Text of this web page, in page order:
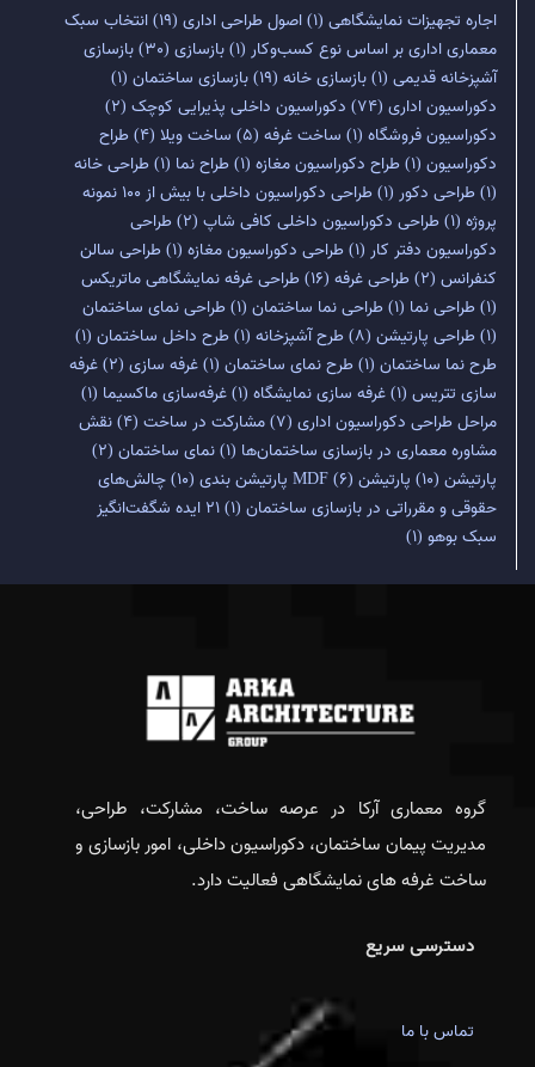
اجاره تجهیزات نمایشگاهی (1) اصول طراحی اداری (19)
انتخاب سبک
معماری اداری بر اساس نوع کسب‌وکار (1) بازسازی (30)
بازسازی
آشپزخانه قدیمی (1) بازسازی خانه (19) بازسازی ساختمان (1)
دکوراسیون اداری (74) دکوراسیون داخلی پذیرایی کوچک (2)
دکوراسیون فروشگاه (1) ساخت غرفه (5) ساخت ویلا (4)
طراح
دکوراسیون (1) طراح دکوراسیون مغازه (1) طراح نما (1) طراحی خانه
(1) طراحی دکور (1)
طراحی دکوراسیون داخلی با بیش از 100 نمونه
پروژه (1) طراحی دکوراسیون داخلی کافی شاپ (2)
طراحی
دکوراسیون دفتر کار (1) طراحی دکوراسیون مغازه (1) طراحی سالن
کنفرانس (2) طراحی غرفه (16)
طراحی غرفه نمایشگاهی ماتریکس
(1) طراحی نما (1) طراحی نما ساختمان (1) طراحی نمای ساختمان
(1) طراحی پارتیشن (8) طرح آشپزخانه (1) طرح داخل ساختمان (1)
طرح نما ساختمان (1) طرح نمای ساختمان (1) غرفه سازی (2)
غرفه
سازی تتریس (1) غرفه سازی نمایشگاه (1) غرفه‌سازی ماکسیما (1)
مراحل طراحی دکوراسیون اداری (7) مشارکت در ساخت (4)
نقش
مشاوره معماری در بازسازی ساختمان‌ها (1) نمای ساختمان (2)
پارتیشن (10) پارتیشن MDF (6) پارتیشن بندی (10)
چالش‌های
حقوقی و مقرراتی در بازسازی ساختمان (1)
۲۱ ایده شگفت‌انگیز
سبک بوهو (1)
گروه معماری آرکا در عرصه ساخت، مشارکت، طراحی،
مدیریت پیمان ساختمان، دکوراسیون داخلی، امور بازسازی و
ساخت غرفه های نمایشگاهی فعالیت دارد.
دسترسی سریع
تماس با ما